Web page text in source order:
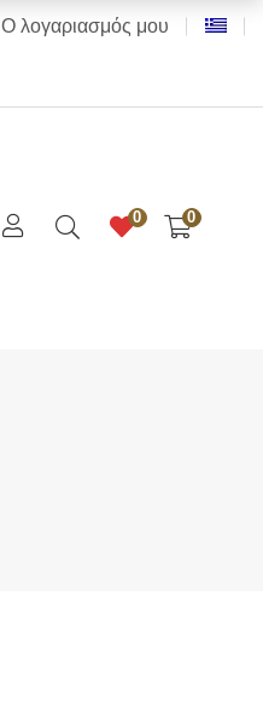
Ο λογαριασμός μου
0 0